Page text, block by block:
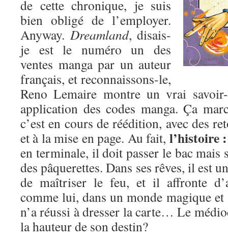
de cette chronique, je suis
bien obligé de l’employer.
Anyway. Dreamland, disais-
je est le numéro un des
ventes manga par un auteur
français, et reconnaissons-le,
Reno Lemaire montre un vrai
application des codes manga. Ça
c’est en cours de réédition, avec des
et à la mise en page. Au fait, l’histoire :
en terminale, il doit passer le bac mais
des pâquerettes. Dans ses rêves, il est
de maîtriser le feu, et il affronte
comme lui, dans un monde magique et
n’a réussi à dresser la carte… Le
la hauteur de son destin?